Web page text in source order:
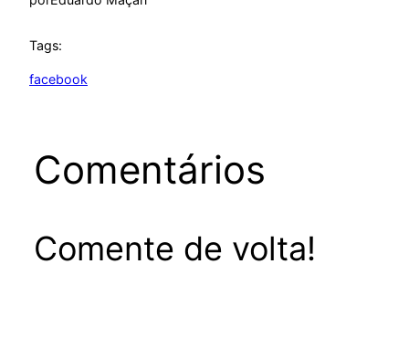
Tags:
facebook
Comentários
Comente de volta!